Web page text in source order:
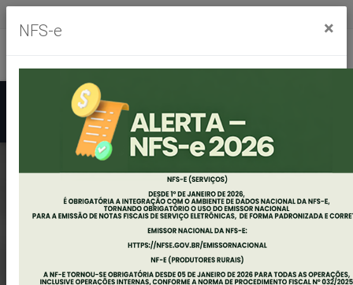
CREDENCIAMENTO
CONTRATAÇÃO DE
NFS-e ×